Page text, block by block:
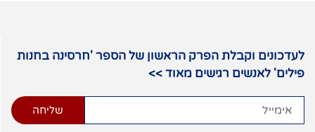
לעדכונים וקבלת הפרק הראשון של הספר 'חרסינה בחנות
פילים' לאנשים רגישים מאוד >>
שליחה